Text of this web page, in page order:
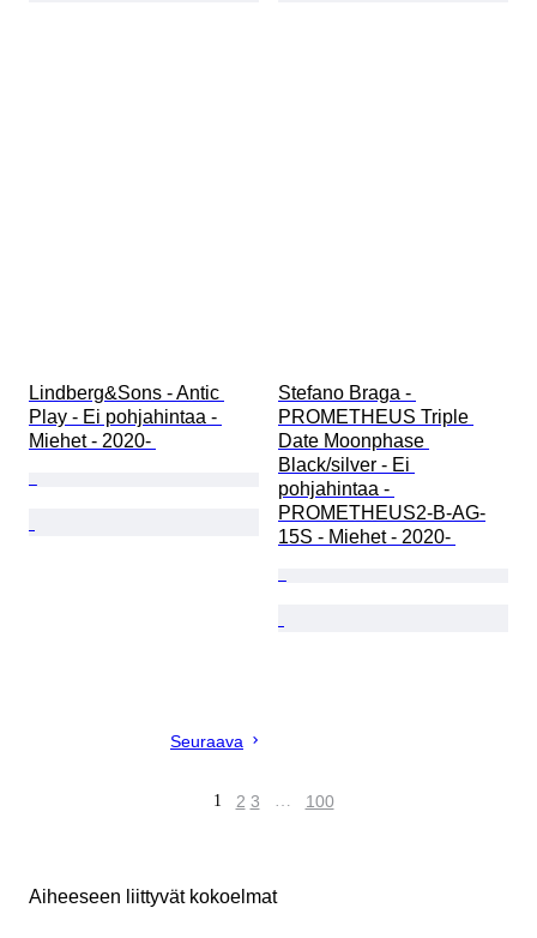
Lindberg&Sons - Antic
Play - Ei pohjahintaa -
Miehet - 2020-
Stefano Braga -
PROMETHEUS Triple
Date Moonphase
Black/silver - Ei
pohjahintaa -
PROMETHEUS2-B-AG-
15S - Miehet - 2020-
Seuraava
1 2 3 … 100
Aiheeseen liittyvät kokoelmat